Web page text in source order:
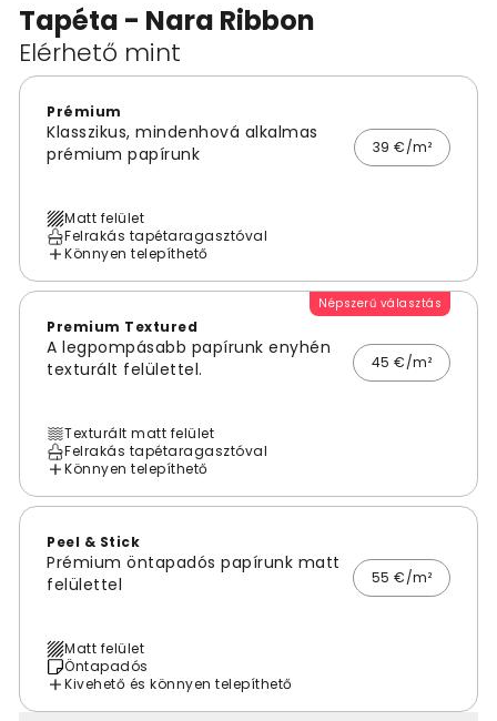
Tapéta - Nara Ribbon
Elérhető mint
Prémium
Klasszikus, mindenhová alkalmas
prémium papírunk
39 €/m²
Matt felület
Felrakás tapétaragasztóval
Könnyen telepíthető
Népszerű választás
Premium Textured
A legpompásabb papírunk enyhén
texturált felülettel.
45 €/m²
Texturált matt felület
Felrakás tapétaragasztóval
Könnyen telepíthető
Peel & Stick
Prémium öntapadós papírunk matt
felülettel
55 €/m²
Matt felület
Öntapadós
Kivehető és könnyen telepíthető